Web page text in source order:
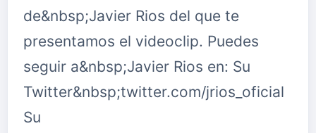
de&nbsp;Javier Rios del que te
presentamos el videoclip. Puedes
seguir a&nbsp;Javier Rios en: Su
Twitter&nbsp;twitter.com/jrios_oficial
Su